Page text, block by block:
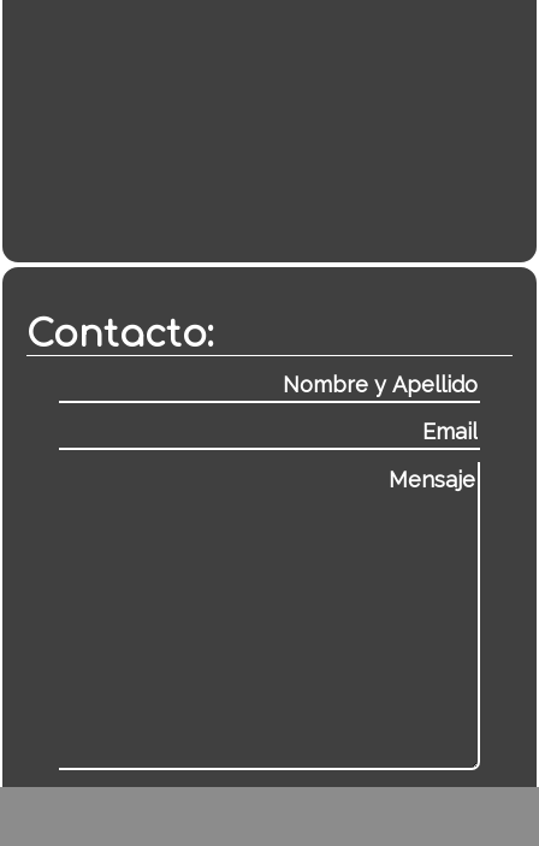
Contacto: